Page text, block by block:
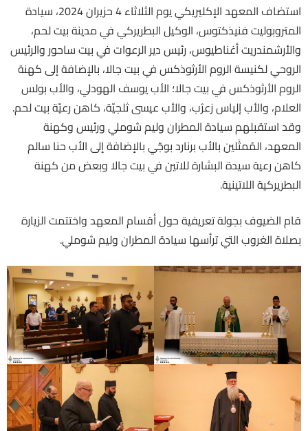
استضاف المعهد الإكليريكي يوم الثلاثاء 4 حزيران 2024، سيادة
المتروبوليت فنيذكتوس، الوكيل البطريركي في مدينة بيت لحم،
والأرشمندريت أغناطيوس، رئيس دير الرعوات في بيت ساحور والرئيس
الروحي لكنيسة الروم الأرثوذكس في بيت جالا، بالإضافة إلى كهنة
الروم الأرثوذكس في بيت جالا؛ الأب يوسف الهودلي، والأب بولس
العلام، والأب إلياس زعرُب، والأب عيسى ثلجيّة، كاهن رعيّة بيت لحم.
وقد استقبلهم سيادة المطران وليم شوملي ورئيس وكهنة
المعهد، المُمثَلين بالأب برنارد بوجّي بالإضافة إلى الأب حنا سالم
كاهن رعية سيدة البشارة للاتين في بيت جالا وبعض من كهنة
البطريركية اللاتينية.
قام الضيوف بجولة تعريفية حول أقسام المعهد واختتمت الزيارة
بصلاة الغروب التي ترأسها سيادة المطران وليم شوملي.